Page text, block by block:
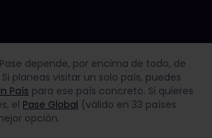
depende, por encima de todo, de
planeas visitar un solo país, puedes
País para ese país concreto. Si quieres
el Pase Global (válido en 33 países
opción.